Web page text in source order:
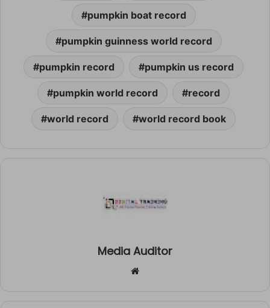
pumpkin boat record
pumpkin guinness world record
pumpkin record pumpkin us record
pumpkin world record record
world record world record book
Media Auditor
Website